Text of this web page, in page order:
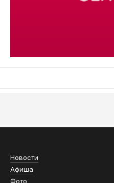
Новости
Афиша
Фото